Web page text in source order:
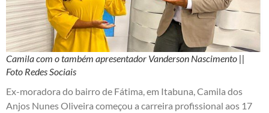
Camila com o também apresentador Vanderson Nascimento ||
Foto Redes Sociais
Ex-moradora do bairro de Fátima, em Itabuna, Camila dos
Anjos Nunes Oliveira começou a carreira profissional aos 17